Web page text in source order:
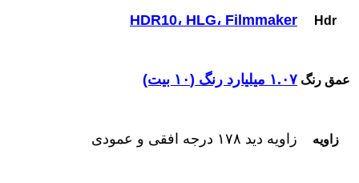
Hdr HDR10، HLG، Filmmaker
عمق رنگ ۱.۰۷ میلیارد رنگ (۱۰ بیت)
زاویه زاویه دید ۱۷۸ درجه افقی و عمودی